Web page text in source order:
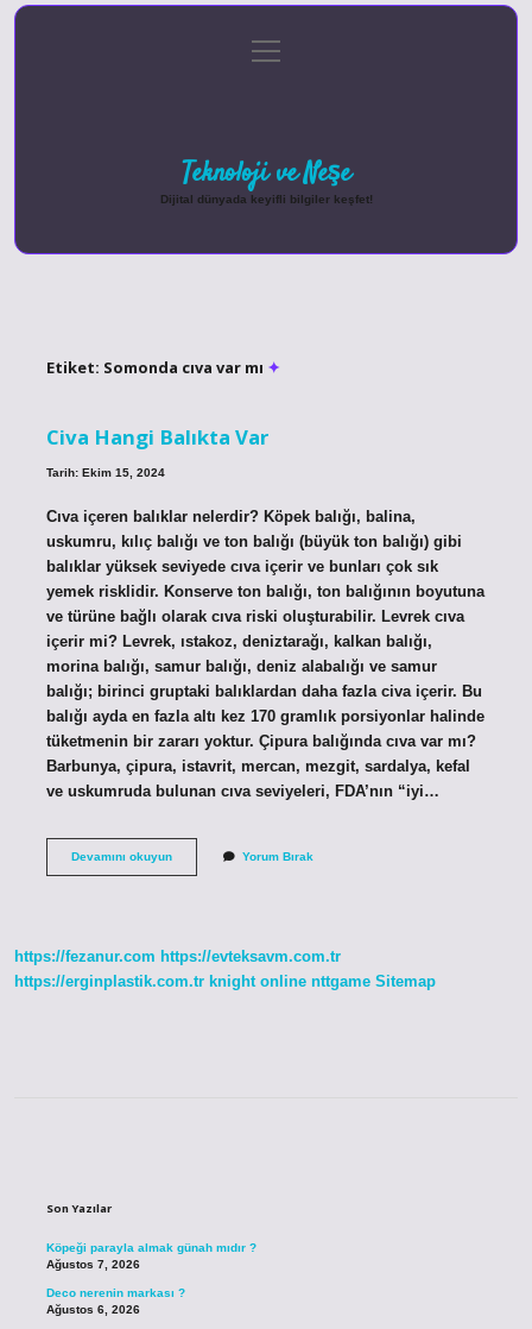
Gizlilik Politikası
menüyü
aç
Teknoloji ve Neşe
Dijital dünyada keyifli bilgiler keşfet!
Etiket: Somonda cıva var mı
Civa Hangi Balıkta Var
Tarih: Ekim 15, 2024
Cıva içeren balıklar nelerdir? Köpek balığı, balina,
uskumru, kılıç balığı ve ton balığı (büyük ton balığı) gibi
balıklar yüksek seviyede cıva içerir ve bunları çok sık
yemek risklidir. Konserve ton balığı, ton balığının boyutuna
ve türüne bağlı olarak cıva riski oluşturabilir. Levrek cıva
içerir mi? Levrek, ıstakoz, deniztarağı, kalkan balığı,
morina balığı, samur balığı, deniz alabalığı ve samur
balığı; birinci gruptaki balıklardan daha fazla civa içerir. Bu
balığı ayda en fazla altı kez 170 gramlık porsiyonlar halinde
tüketmenin bir zararı yoktur. Çipura balığında cıva var mı?
Barbunya, çipura, istavrit, mercan, mezgit, sardalya, kefal
ve uskumruda bulunan cıva seviyeleri, FDA’nın “iyi…
Devamını okuyunCiva
Yorum Bırak
https://fezanur.com https://evteksavm.com.tr
https://erginplastik.com.tr knight online nttgame Sitemap
Son Yazılar
Köpeği parayla almak günah mıdır ?
Ağustos 7, 2026
Deco nerenin markası ?
Ağustos 6, 2026